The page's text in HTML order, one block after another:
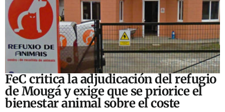
FeC critica la adjudicación del refugio
de Mougá y exige que se priorice el
bienestar animal sobre el coste